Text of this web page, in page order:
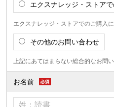
エクスナレッジ・ストア
エクスナレッジ・ストアでのご購入
その他のお問い合わせ
上記にあてはまらない総合的なお問
お名前